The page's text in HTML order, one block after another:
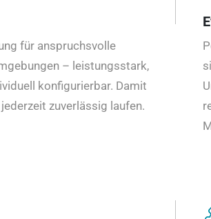
für anspruchsvolle
– leistungsstark,
konfigurierbar. Damit
zuverlässig laufen.